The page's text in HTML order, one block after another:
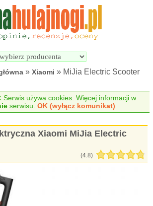
Wyszukiwarka
elektrycznych
»Xiaomi » MiJia Electric Scooter
Serwis używa cookies. Więcej informacji w
serwisu.OK (wyłącz komunikat)
Xiaomi MiJia Electric
(4.8)